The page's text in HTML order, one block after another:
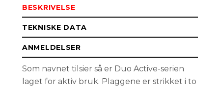
M Få påminnelse Utsolgt
S
XS Få påminnelse Utsolgt
BESKRIVELSE
TEKNISKE DATA
ANMELDELSER
Som navnet tilsier så er Duo Active-serien
laget for aktiv bruk. Plaggene er strikket i to